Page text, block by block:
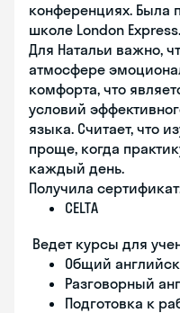
конференциях. Была
школе London Express.
Для Натальи важно,
атмосфере
комфорта, что
условий
языка. Считает, что
проще, когда
каждый день.
Получила
CELTA
Ведет курсы для
Общий
Разговорный
Подготовка к